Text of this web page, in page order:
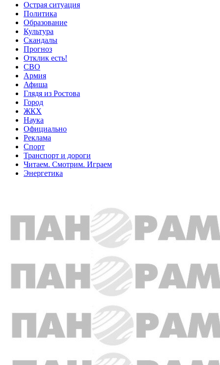
Острая ситуация
Политика
Образование
Культура
Скандалы
Прогноз
Отклик есть!
СВО
Армия
Афиша
Глядя из Ростова
Город
ЖКХ
Наука
Официально
Реклама
Спорт
Транспорт и дороги
Читаем. Смотрим. Играем
Энергетика